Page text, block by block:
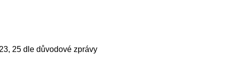
25 dle důvodové zprávy